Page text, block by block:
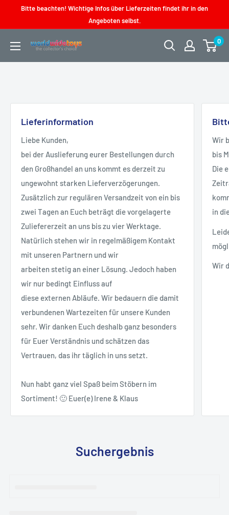
Bitte beachten! Wichtige Infos über Lieferzeiten findet ihr in den
Angeboten selbst.
worldwidetoys
0
Lieferinformation
Liebe Kunden,
bei der Auslieferung eurer Bestellungen durch
den Großhandel an uns kommt es derzeit zu
ungewohnt starken Lieferverzögerungen.
Zusätzlich zur regulären Versandzeit von ein bis
zwei Tagen an Euch beträgt die vorgelagerte
Zuliefererzeit an uns bis zu vier Werktage.
Natürlich stehen wir in regelmäßigem Kontakt
mit unseren Partnern und wir
arbeiten stetig an einer Lösung. Jedoch haben
wir nur bedingt Einfluss auf
diese externen Abläufe. Wir bedauern die damit
verbundenen Wartezeiten für unsere Kunden
sehr. Wir danken Euch deshalb ganz besonders
für Euer Verständnis und schätzen das
Vertrauen, das ihr täglich in uns setzt.
Nun habt ganz viel Spaß beim Stöbern im
Sortiment! 🙂 Euer(e) Irene & Klaus
Wir
bis
Die
in
Wir
Suchergebnis